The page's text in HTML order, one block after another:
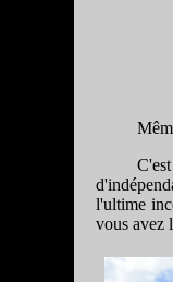
l'ultime
vous avez